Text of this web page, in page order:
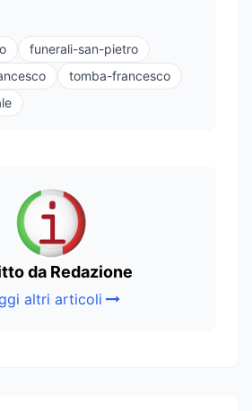
funerali-san-pietro
tomba-francesco
da Redazione
altri articoli